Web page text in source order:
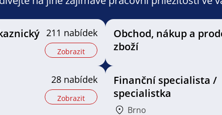
211 nabídek
Zobrazit
Obchod, nákup a
zboží
28 nabídek
Zobrazit
Finanční specialista /
specialistka
Brno